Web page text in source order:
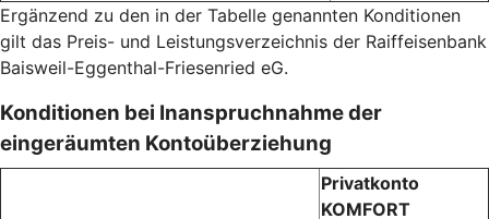
Ergänzend zu den in der Tabelle genannten Konditionen
gilt das Preis- und Leistungsverzeichnis der Raiffeisenbank
Baisweil-Eggenthal-Friesenried eG.
Konditionen bei Inanspruchnahme der
eingeräumten Kontoüberziehung
Privatkonto
KOMFORT